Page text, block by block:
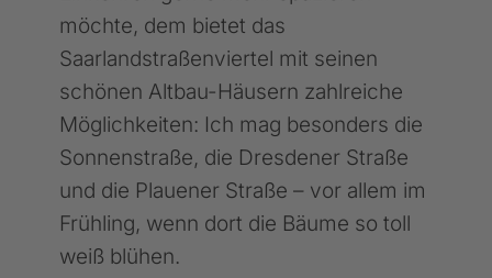
möchte, dem bietet das
Saarlandstraßenviertel mit seinen
schönen Altbau-Häusern zahlreiche
Möglichkeiten: Ich mag besonders die
Sonnenstraße, die Dresdener Straße
und die Plauener Straße – vor allem im
Frühling, wenn dort die Bäume so toll
weiß blühen.